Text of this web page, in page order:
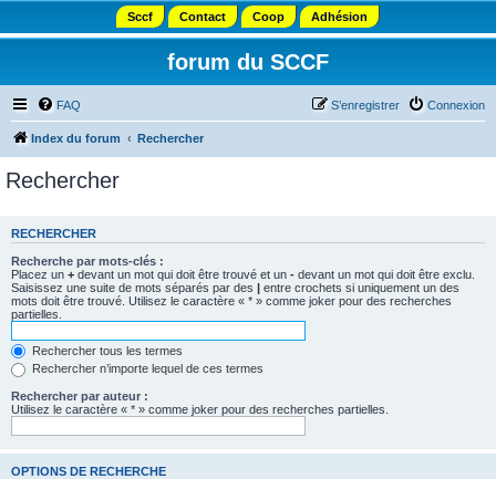
Sccf Contact Coop Adhésion
forum du SCCF
FAQ Connexion
S’enregistrer
Index du forum Rechercher
Rechercher
RECHERCHER
Recherche par mots-clés :
Placez un + devant un mot qui doit être trouvé et un - devant un mot qui doit être exclu.
Saisissez une suite de mots séparés par des | entre crochets si uniquement un des
mots doit être trouvé. Utilisez le caractère « * » comme joker pour des recherches
partielles.
Rechercher tous les termes
Rechercher n’importe lequel de ces termes
Rechercher par auteur :
Utilisez le caractère « * » comme joker pour des recherches partielles.
OPTIONS DE RECHERCHE